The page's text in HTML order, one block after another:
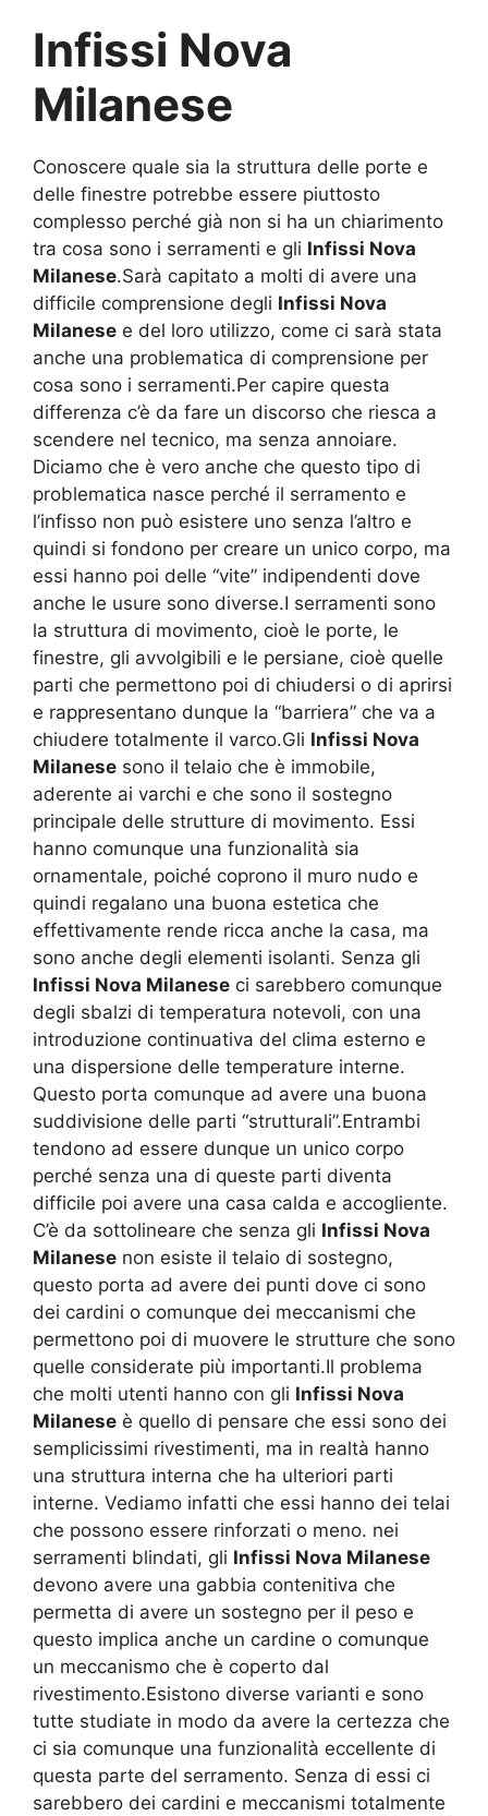
Infissi Nova
Milanese
Conoscere quale sia la struttura delle porte e
delle finestre potrebbe essere piuttosto
complesso perché già non si ha un chiarimento
tra cosa sono i serramenti e gli Infissi Nova
Milanese.Sarà capitato a molti di avere una
difficile comprensione degli Infissi Nova
Milanese e del loro utilizzo, come ci sarà stata
anche una problematica di comprensione per
cosa sono i serramenti.Per capire questa
differenza c’è da fare un discorso che riesca a
scendere nel tecnico, ma senza annoiare.
Diciamo che è vero anche che questo tipo di
problematica nasce perché il serramento e
l’infisso non può esistere uno senza l’altro e
quindi si fondono per creare un unico corpo, ma
essi hanno poi delle “vite” indipendenti dove
anche le usure sono diverse.I serramenti sono
la struttura di movimento, cioè le porte, le
finestre, gli avvolgibili e le persiane, cioè quelle
parti che permettono poi di chiudersi o di aprirsi
e rappresentano dunque la “barriera” che va a
chiudere totalmente il varco.Gli Infissi Nova
Milanese sono il telaio che è immobile,
aderente ai varchi e che sono il sostegno
principale delle strutture di movimento. Essi
hanno comunque una funzionalità sia
ornamentale, poiché coprono il muro nudo e
quindi regalano una buona estetica che
effettivamente rende ricca anche la casa, ma
sono anche degli elementi isolanti. Senza gli
Infissi Nova Milanese ci sarebbero comunque
degli sbalzi di temperatura notevoli, con una
introduzione continuativa del clima esterno e
una dispersione delle temperature interne.
Questo porta comunque ad avere una buona
suddivisione delle parti “strutturali”.Entrambi
tendono ad essere dunque un unico corpo
perché senza una di queste parti diventa
difficile poi avere una casa calda e accogliente.
C’è da sottolineare che senza gli Infissi Nova
Milanese non esiste il telaio di sostegno,
questo porta ad avere dei punti dove ci sono
dei cardini o comunque dei meccanismi che
permettono poi di muovere le strutture che sono
quelle considerate più importanti.Il problema
che molti utenti hanno con gli Infissi Nova
Milanese è quello di pensare che essi sono dei
semplicissimi rivestimenti, ma in realtà hanno
una struttura interna che ha ulteriori parti
interne. Vediamo infatti che essi hanno dei telai
che possono essere rinforzati o meno. nei
serramenti blindati, gli Infissi Nova Milanese
devono avere una gabbia contenitiva che
permetta di avere un sostegno per il peso e
questo implica anche un cardine o comunque
un meccanismo che è coperto dal
rivestimento.Esistono diverse varianti e sono
tutte studiate in modo da avere la certezza che
ci sia comunque una funzionalità eccellente di
questa parte del serramento. Senza di essi ci
sarebbero dei cardini e meccanismi totalmente